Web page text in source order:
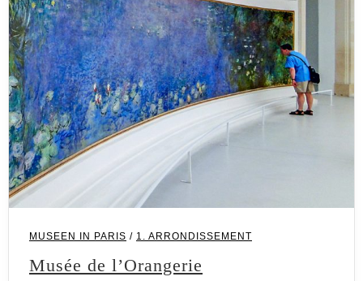
MUSEEN IN PARIS / 1. ARRONDISSEMENT
Musée de l’Orangerie